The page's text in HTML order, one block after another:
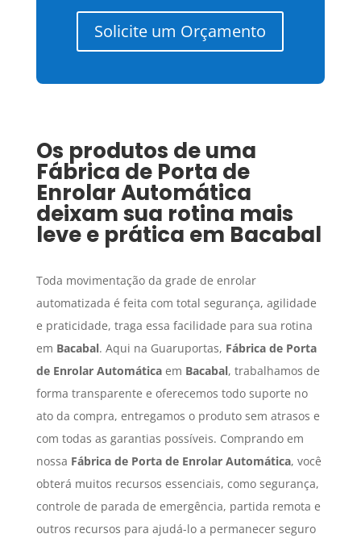
Solicite um Orçamento
Os produtos de uma
Fábrica de Porta de
Enrolar Automática
deixam sua rotina mais
leve e prática em Bacabal
Toda movimentação da grade de enrolar
automatizada é feita com total segurança, agilidade
e praticidade, traga essa facilidade para sua rotina
em Bacabal. Aqui na Guaruportas, Fábrica de Porta
de Enrolar Automáticaem Bacabal, trabalhamos de
forma transparente e oferecemos todo suporte no
ato da compra, entregamos o produto sem atrasos e
com todas as garantias possíveis. Comprando em
nossa Fábrica de Porta de Enrolar Automática, você
obterá muitos recursos essenciais, como segurança,
controle de parada de emergência, partida remota e
outros recursos para ajudá-lo a permanecer seguro